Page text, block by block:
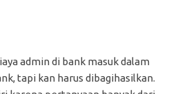
admin di bank masuk dalam
tapi kan harus dibagihasilkan.